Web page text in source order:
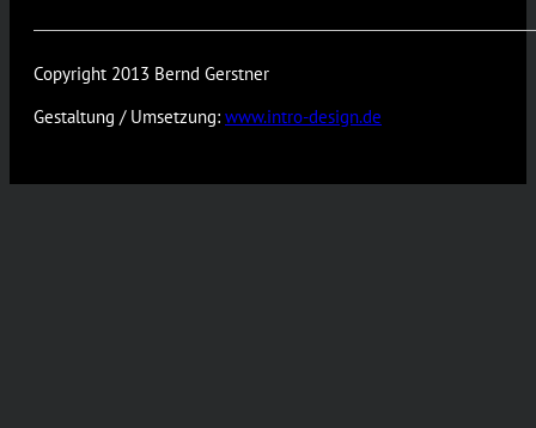
Copyright 2013 Bernd Gerstner
Gestaltung / Umsetzung: www.intro-design.de